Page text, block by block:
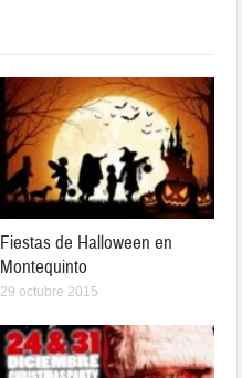
Fiestas de Halloween en
Montequinto
29 octubre 2015